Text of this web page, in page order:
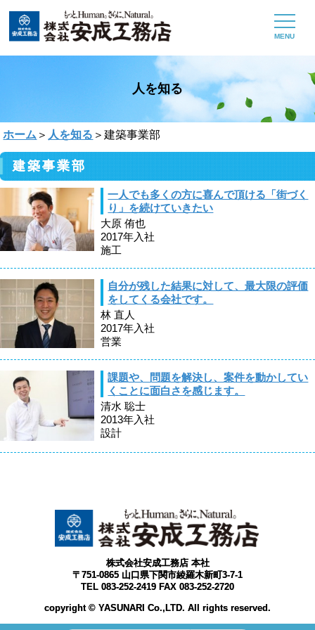
MENU
人を知る
ホーム ＞ 人を知る ＞建築事業部
建築事業部
一人でも多くの方に喜んで頂ける「街づく
り」を続けていきたい
大原 侑也
2017年入社
施工
自分が残した結果に対して、最大限の評価
をしてくる会社です。
林 直人
2017年入社
営業
課題や、問題を解決し、案件を動かしてい
くことに面白さを感じます。
清水 聡士
2013年入社
設計
株式会社安成工務店 本社
〒751-0865 山口県下関市綾羅木新町3-7-1
TEL 083-252-2419 FAX 083-252-2720
copyright © YASUNARI Co.,LTD. All rights reserved.